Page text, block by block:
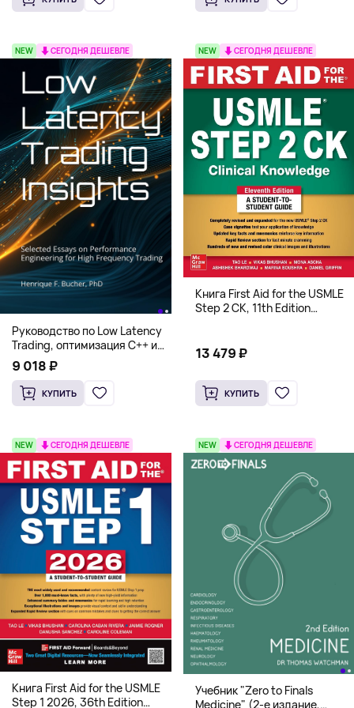
NEW СЕГОДНЯ ДЕШЕВЛЕ
Руководство по Low Latency
Trading, оптимизация C++ и
системная архитектура для
HFT
9 018 ₽
КУПИТЬ
NEW СЕГОДНЯ ДЕШЕВЛЕ
Книга First Aid for the USMLE
Step 2 CK, 11th Edition
13 479 ₽
КУПИТЬ
NEW СЕГОДНЯ ДЕШЕВЛЕ
Книга First Aid for the USMLE
Step 1 2026, 36th Edition
NEW СЕГОДНЯ ДЕШЕВЛЕ
Учебник "Zero to Finals
Medicine" (2-е издание,